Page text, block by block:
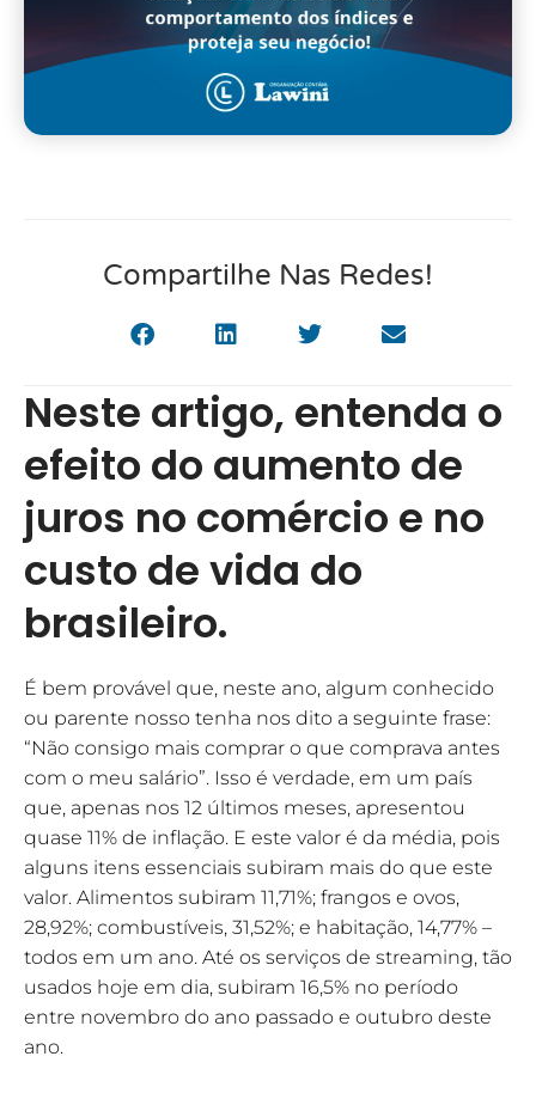
Compartilhe Nas Redes!
Neste artigo, entenda o
efeito do aumento de
juros no comércio e no
custo de vida do
brasileiro.
É bem provável que, neste ano, algum conhecido
ou parente nosso tenha nos dito a seguinte frase:
“Não consigo mais comprar o que comprava antes
com o meu salário”. Isso é verdade, em um país
que, apenas nos 12 últimos meses, apresentou
quase 11% de inflação. E este valor é da média, pois
alguns itens essenciais subiram mais do que este
valor. Alimentos subiram 11,71%; frangos e ovos,
28,92%; combustíveis, 31,52%; e habitação, 14,77% –
todos em um ano. Até os serviços de streaming, tão
usados hoje em dia, subiram 16,5% no período
entre novembro do ano passado e outubro deste
ano.